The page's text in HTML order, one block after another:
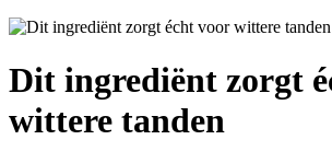
Dit ingrediënt zorgt
wittere tanden